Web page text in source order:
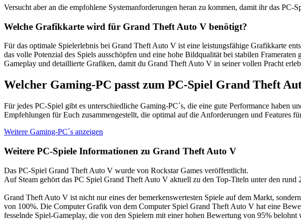
Versucht aber an die empfohlene Systemanforderungen heran zu kommen, damit ihr das
Welche Grafikkarte wird für Grand Theft Auto V benötigt?
Für das optimale Spielerlebnis bei Grand Theft Auto V ist eine leistungsfähige Grafikkarte
das volle Potenzial des Spiels ausschöpfen und eine hohe Bildqualität bei stabilen
Gameplay und detaillierte Grafiken, damit du Grand Theft Auto V in seiner vollen Pracht
Welcher Gaming-PC passt zum PC-Spiel Grand Theft
Für jedes PC-Spiel gibt es unterschiedliche Gaming-PC´s, die eine gute Performance
Empfehlungen für Euch zusammengestellt, die optimal auf die Anforderungen und Features
Weitere Gaming-PC´s anzeigen
Weitere PC-Spiele Informationen zu Grand Theft Auto V
Das PC-Spiel Grand Theft Auto V wurde von Rockstar Games veröffentlicht.
Auf Steam gehört das PC Spiel Grand Theft Auto V aktuell zu den Top-Titeln unter den rund
Grand Theft Auto V ist nicht nur eines der bemerkenswertesten Spiele auf dem Markt,
von 100%. Die Computer Grafik von dem Computer Spiel Grand Theft Auto V hat eine
fesselnde Spiel-Gameplay, die von den Spielern mit einer hohen Bewertung von 95%